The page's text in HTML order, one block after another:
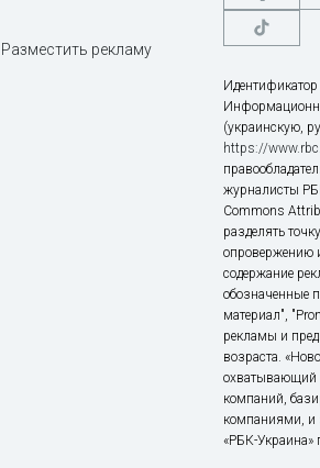
Разместить рекламу
(украинскую,
https://
журналисты
Commons
разделять
опровержению
содержание
обозначенные
материал",
рекламы и
возраста.
охватывающий
компаний,
компаниями, и
«РБК-Украина»